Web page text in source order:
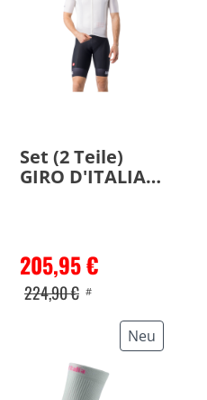
Set (2 Teile)
GIRO D'ITALIA
205,95 €
224,90 € #
Neu